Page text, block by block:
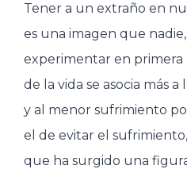
Tener a un extraño en
es una imagen que
experimentar en primera
de la vida se asocia más a
y al menor sufrimiento
el de evitar el
que ha surgido una